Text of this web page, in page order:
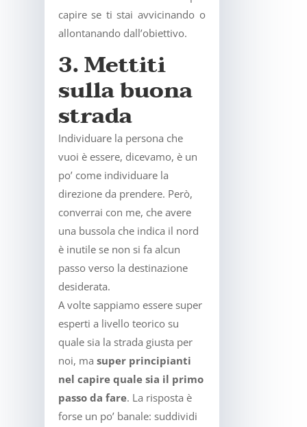
capire se ti stai avvicinando o
allontanando dall’obiettivo.
3. Mettiti
sulla buona
strada
Individuare la persona che
vuoi è essere, dicevamo, è un
po’ come individuare la
direzione da prendere. Però,
converrai con me, che avere
una bussola che indica il nord
è inutile se non si fa alcun
passo verso la destinazione
desiderata.
A volte sappiamo essere super
esperti a livello teorico su
quale sia la strada giusta per
noi, ma super principianti
nel capire quale sia il primo
passo da fare. La risposta è
forse un po’ banale: suddividi